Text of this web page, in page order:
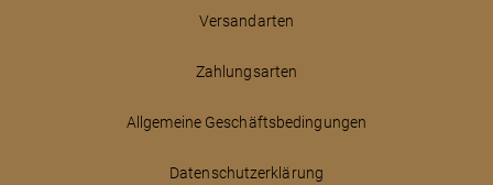
Versandarten
Zahlungsarten
Allgemeine Geschäftsbedingungen
Datenschutzerklärung